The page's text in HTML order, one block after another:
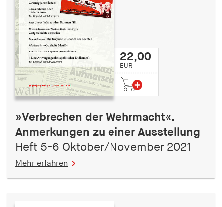
22,00
EUR
»Verbrechen der Wehrmacht«.
Anmerkungen zu einer Ausstellung
Heft 5-6 Oktober/November 2021
Mehr erfahren